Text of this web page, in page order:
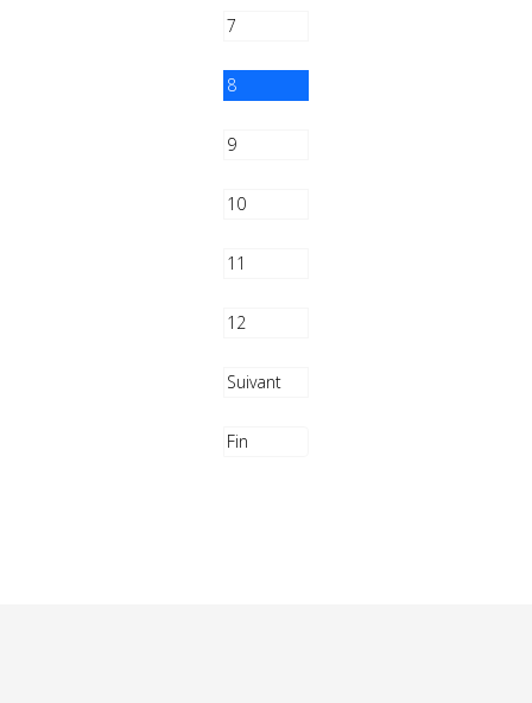
7
8
9
10
11
12
Suivant
Fin